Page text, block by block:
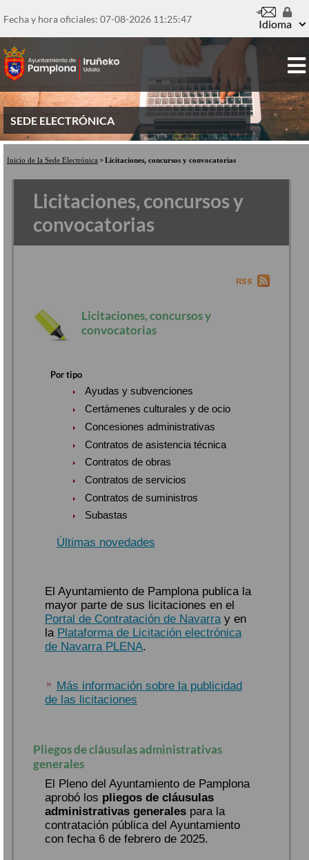
al
principal
Fecha y hora oficiales: 07-08-2026 11:25:48 Idioma
SEDE ELECTRÓNICA
Inicio de la Sede Electrónica Licitaciones, concursos y convocatorias
Licitaciones, concursos y
convocatorias
Licitaciones, concursos y
convocatorias
Por tipo
Ayudas y subvenciones
Certámenes culturales y de ocio
Concesiones administrativas
Contratos de asistencia técnica
Contratos de obras
Contratos de servicios
Contratos de suministros
Subastas
Últimas novedades
El Ayuntamiento de Pamplona publica la
mayor parte de sus licitaciones en el
Portal de Contratación de Navarray en
la Plataforma de Licitación electrónica
de Navarra PLENA.
Más información sobre la publicidad
de las licitaciones
Pliegos de cláusulas administrativas
generales
El Pleno del Ayuntamiento de Pamplona
aprobó los pliegos de cláusulas
administrativas generalespara la
contratación pública del Ayuntamiento
con fecha 6 de febrero de 2025.